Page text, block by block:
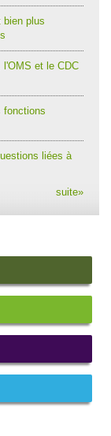
bien plus
l'OMS et le CDC
fonctions
liées à
suite»